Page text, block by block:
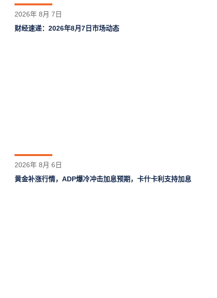
2026年 8月 7日
财经速递：2026年8月7日市场动态
2026年 8月 6日
黄金补涨行情，ADP爆冷冲击加息预期，卡什卡利支持加息